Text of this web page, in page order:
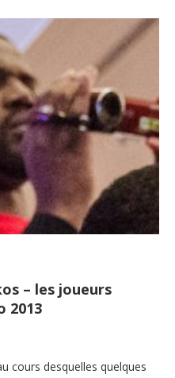
– les joueurs
2013
cours desquelles quelques